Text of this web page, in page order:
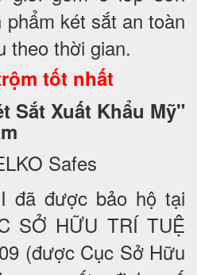
két sắt an toàn
theo thời gian.
Sắt Xuất Khẩu Mỹ"
Safes
đã được bảo hộ tại
SỞ HỮU TRÍ TUỆ
(được Cục Sở Hữu